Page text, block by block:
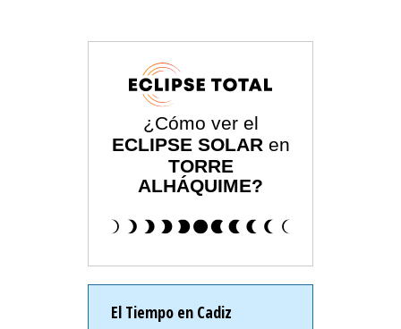
¿Cómo ver el
ECLIPSE SOLAR en
TORRE
ALHÁQUIME?
El Tiempo en Cadiz